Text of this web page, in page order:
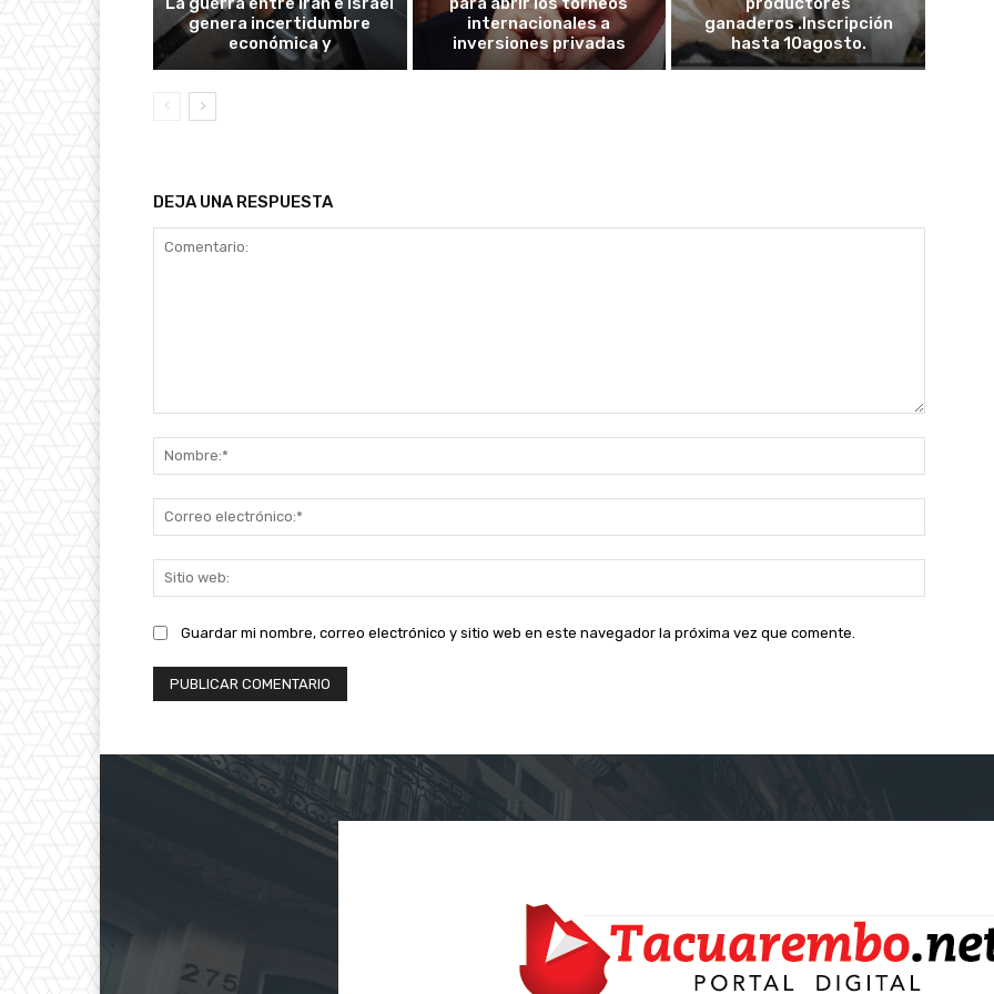
genera incertidumbre
económica y
internacionales a
inversiones privadas
ganaderos .Inscripción
hasta 10agosto.
DEJA UNA RESPUESTA
web:
Guardar mi nombre, correo electrónico y sitio web en este navegador la próxima vez que comente.